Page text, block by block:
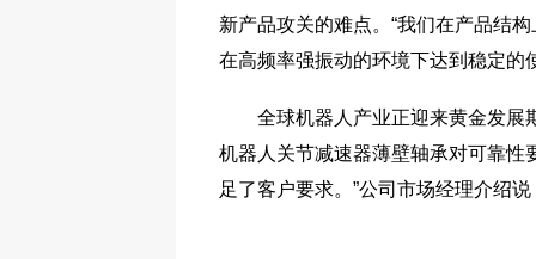
新产品攻关的难点。“我们在产品结
在高频率强振动的环境下达到稳定的
全球机器人产业正迎来黄金发展
机器人关节减速器薄壁轴承对可靠性
足了客户要求。”公司市场经理介绍